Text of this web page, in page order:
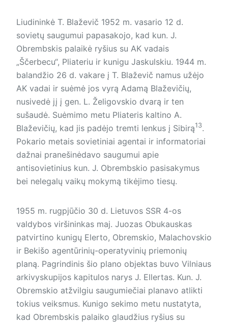
Liudininkė T. Blaževič 1952 m. vasario 12 d.
sovietų saugumui papasakojo, kad kun. J.
Obrembskis palaikė ryšius su AK vadais
„Ščerbecu“, Pliateriu ir kunigu Jaskulskiu. 1944 m.
balandžio 26 d. vakare į T. Blaževič namus užėjo
AK vadai ir suėmė jos vyrą Adamą Blaževičių,
nusivedė jį į gen. L. Želigovskio dvarą ir ten
sušaudė. Suėmimo metu Pliateris kaltino A.
Blaževičių, kad jis padėjo tremti lenkus į Sibirą13.
Pokario metais sovietiniai agentai ir informatoriai
dažnai pranešinėdavo saugumui apie
antisovietinius kun. J. Obrembskio pasisakymus
bei nelegalų vaikų mokymą tikėjimo tiesų.
1955 m. rugpjūčio 30 d. Lietuvos SSR 4-os
valdybos viršininkas maj. Juozas Obukauskas
patvirtino kunigų Elerto, Obremskio, Malachovskio
ir Bekišo agentūrinių-operatyvinių priemonių
planą. Pagrindinis šio plano objektas buvo Vilniaus
arkivyskupijos kapitulos narys J. Ellertas. Kun. J.
Obremskio atžvilgiu saugumiečiai planavo atlikti
tokius veiksmus. Kunigo sekimo metu nustatyta,
kad Obrembskis palaiko glaudžius ryšius su